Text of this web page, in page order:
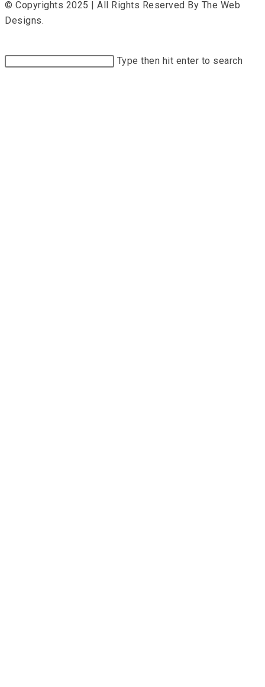
© Copyrights 2025 | All Rights Reserved By The Web
Designs.
Type then hit enter to search